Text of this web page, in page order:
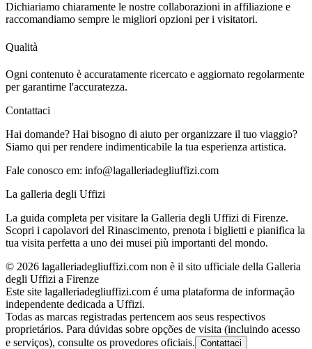
Dichiariamo chiaramente le nostre collaborazioni in affiliazione e
raccomandiamo sempre le migliori opzioni per i visitatori.
Qualità
Ogni contenuto è accuratamente ricercato e aggiornato regolarmente
per garantirne l'accuratezza.
Contattaci
Hai domande? Hai bisogno di aiuto per organizzare il tuo viaggio?
Siamo qui per rendere indimenticabile la tua esperienza artistica.
Fale conosco em: info@lagalleriadegliuffizi.com
La galleria degli Uffizi
La guida completa per visitare la Galleria degli Uffizi di Firenze.
Scopri i capolavori del Rinascimento, prenota i biglietti e pianifica la
tua visita perfetta a uno dei musei più importanti del mondo.
© 2026 lagalleriadegliuffizi.com non è il sito ufficiale della Galleria
degli Uffizi a Firenze
Este site lagalleriadegliuffizi.com é uma plataforma de informação
independente dedicada a Uffizi.
Todas as marcas registradas pertencem aos seus respectivos
proprietários. Para dúvidas sobre opções de visita (incluindo acesso
e serviços), consulte os provedores oficiais. Contattaci